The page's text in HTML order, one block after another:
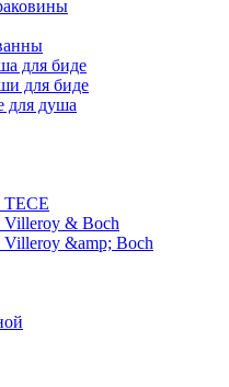
для биде
для биде
для душа
& Boch
&amp; Boch